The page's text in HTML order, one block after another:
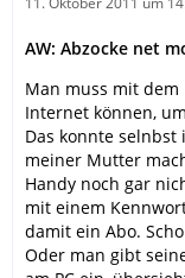
AW: Abzocke net
Man muss mit
Internet können,
Das konnte
meiner Mutter
Handy noch gar
mit einem
damit ein Abo.
Oder man gibt